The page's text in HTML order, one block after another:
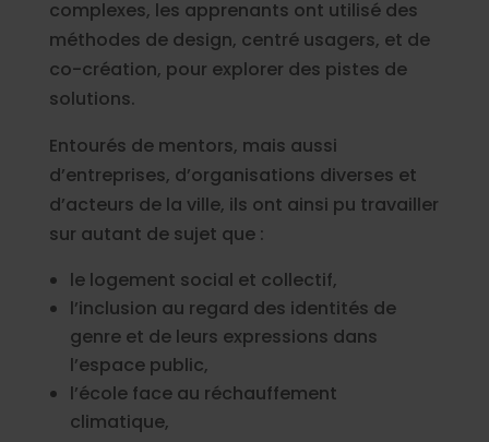
complexes, les apprenants ont utilisé des
méthodes de design, centré usagers, et de
co-création, pour explorer des pistes de
solutions.
Entourés de mentors, mais aussi
d’entreprises, d’organisations diverses et
d’acteurs de la ville, ils ont ainsi pu travailler
sur autant de sujet que :
le logement social et collectif,
l’inclusion au regard des identités de
genre et de leurs expressions dans
l’espace public,
l’école face au réchauffement
climatique,